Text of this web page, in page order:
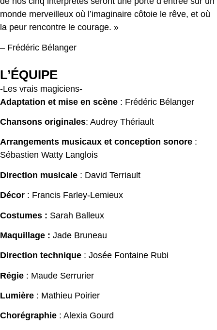
monde merveilleux où l’imaginaire côtoie le rêve, et où
la peur rencontre le courage. »
– Frédéric Bélanger
L’ÉQUIPE
-Les vrais magiciens-
Adaptation et mise en scène : Frédéric Bélanger
Chansons originales: Audrey Thériault
Arrangements musicaux et conception sonore :
Sébastien Watty Langlois
Direction musicale : David Terriault
Décor : Francis Farley-Lemieux
Costumes : Sarah Balleux
Maquillage : Jade Bruneau
Direction technique : Josée Fontaine Rubi
Régie : Maude Serrurier
Lumière : Mathieu Poirier
Chorégraphie : Alexia Gourd